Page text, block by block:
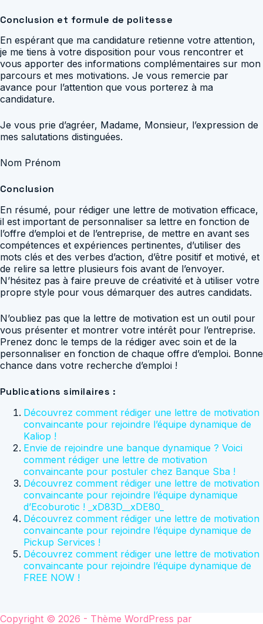
Conclusion et formule de politesse
En espérant que ma candidature retienne votre attention,
je me tiens à votre disposition pour vous rencontrer et
vous apporter des informations complémentaires sur mon
parcours et mes motivations. Je vous remercie par
avance pour l’attention que vous porterez à ma
candidature.
Je vous prie d’agréer, Madame, Monsieur, l’expression de
mes salutations distinguées.
Nom Prénom
Conclusion
En résumé, pour rédiger une lettre de motivation efficace,
il est important de personnaliser sa lettre en fonction de
l’offre d’emploi et de l’entreprise, de mettre en avant ses
compétences et expériences pertinentes, d’utiliser des
mots clés et des verbes d’action, d’être positif et motivé, et
de relire sa lettre plusieurs fois avant de l’envoyer.
N’hésitez pas à faire preuve de créativité et à utiliser votre
propre style pour vous démarquer des autres candidats.
N’oubliez pas que la lettre de motivation est un outil pour
vous présenter et montrer votre intérêt pour l’entreprise.
Prenez donc le temps de la rédiger avec soin et de la
personnaliser en fonction de chaque offre d’emploi. Bonne
chance dans votre recherche d’emploi !
Publications similaires :
Découvrez comment rédiger une lettre de motivation
convaincante pour rejoindre l’équipe dynamique de
Kaliop !
Envie de rejoindre une banque dynamique ? Voici
comment rédiger une lettre de motivation
convaincante pour postuler chez Banque Sba !
Découvrez comment rédiger une lettre de motivation
convaincante pour rejoindre l’équipe dynamique
d’Ecoburotic ! _xD83D__xDE80_
Découvrez comment rédiger une lettre de motivation
convaincante pour rejoindre l’équipe dynamique de
Pickup Services !
Découvrez comment rédiger une lettre de motivation
convaincante pour rejoindre l’équipe dynamique de
FREE NOW !
Copyright © 2026 - Thème WordPress par